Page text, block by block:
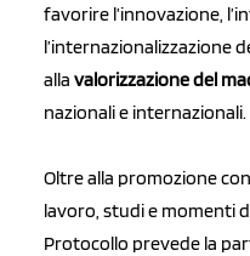
favorire l’innovazione,
l’internazionalizzazione
alla valorizzazione del
nazionali e internazionali.
Oltre alla promozione
lavoro, studi e momenti
Protocollo prevede la